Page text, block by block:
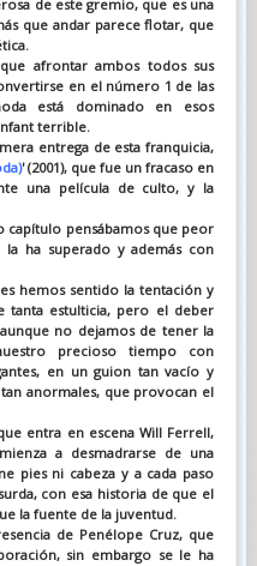
de este gremio, que es una
que andar parece flotar, que
afrontar ambos todos sus
en el número 1 de las
está dominado en esos
terrible.
entrega de esta franquicia,
' (2001), que fue un fracaso en
una película de culto, y la
capítulo pensábamos que peor
ha superado y además con
hemos sentido la tentación y
tanta estulticia, pero el deber
no dejamos de tener la
precioso tiempo con
en un guion tan vacío y
anormales, que provocan el
entra en escena Will Ferrell,
a desmadrarse de una
pies ni cabeza y a cada paso
con esa historia de que el
la fuente de la juventud.
de Penélope Cruz, que
sin embargo se le ha